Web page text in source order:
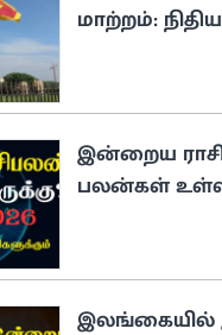
மாற்றம்:
இன்றைய
பலன்கள்
இலங்கையில்